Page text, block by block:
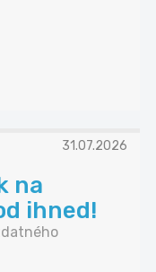
31.07.2026
na
ihned!